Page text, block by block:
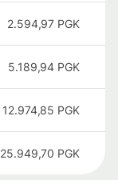
2.594,97 PGK
5.189,94 PGK
12.974,85 PGK
25.949,70 PGK